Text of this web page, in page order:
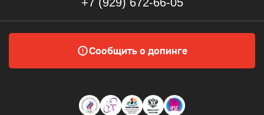
Сообщить о допинге